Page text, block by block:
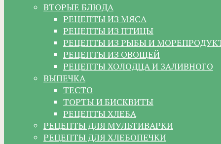
ВТОРЫЕ БЛЮДА
РЕЦЕПТЫ ИЗ МЯСА
РЕЦЕПТЫ ИЗ ПТИЦЫ
РЕЦЕПТЫ ИЗ РЫБЫ И
РЕЦЕПТЫ ИЗ ОВОЩЕЙ
РЕЦЕПТЫ ХОЛОДЦА И ЗАЛИВНОГО
ВЫПЕЧКА
ТЕСТО
ТОРТЫ И БИСКВИТЫ
РЕЦЕПТЫ ХЛЕБА
РЕЦЕПТЫ ДЛЯ МУЛЬТИВАРКИ
РЕЦЕПТЫ ДЛЯ ХЛЕБОПЕЧКИ